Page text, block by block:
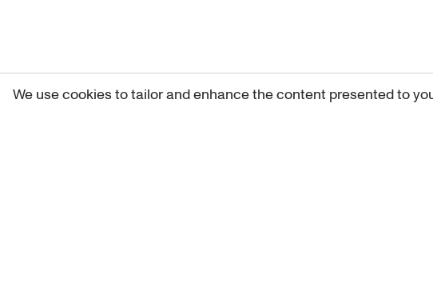
We use cookies to tailor and enhance the content presented to